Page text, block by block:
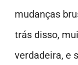
mudanças
trás disso,
verdadeira, e